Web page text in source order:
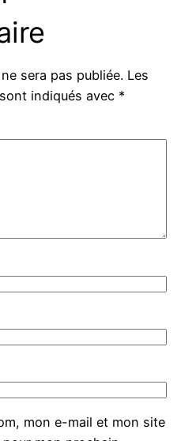
sera pas publiée. Les
indiqués avec *
mon e-mail et mon site